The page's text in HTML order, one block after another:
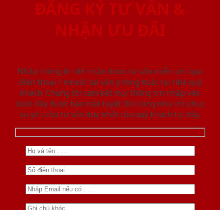
ĐĂNG KÝ TƯ VẤN &
NHẬN ƯU ĐÃI
Nhập thông tin để nhận được tư vấn miễn phí qua
điện thoại / email/ tại văn phòng hoặc tại nhà quý
khách. Chúng tôi cam kết mọi thông tin nhập vào
dưới đây được bảo mật tuyệt đối cũng như chỉ phục
vụ yêu cầu tư vấn duy nhất của quý khách tại đây.